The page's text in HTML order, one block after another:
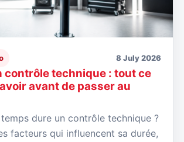
8 July 2026
contrôle technique : tout ce
avant de passer au
dure un contrôle technique ?
facteurs qui influencent sa durée,